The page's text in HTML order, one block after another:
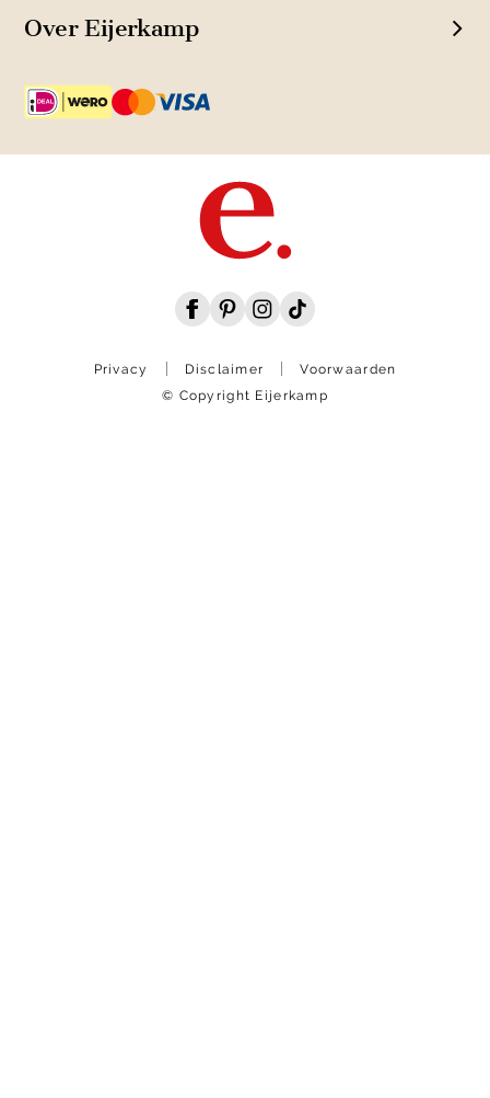
Over Eijerkamp
Privacy Disclaimer
Voorwaarden
© Copyright Eijerkamp